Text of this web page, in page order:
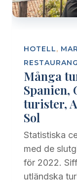
HOTELL,
Många
Spanien,
turister,
Sol
Statistiska
med de
för 2022.
utländska